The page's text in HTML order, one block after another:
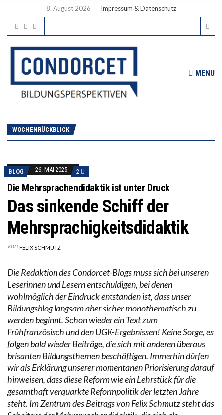
8. August 2026 Impressum & Datenschutz
MENU
WOCHENRÜCKBLICK
BLOG 26. MAI 2025 2
Die Mehrsprachendidaktik ist unter Druck
Das sinkende Schiff der
Mehrsprachigkeitsdidaktik
von FELIX SCHMUTZ
Die Redaktion des Condorcet-Blogs muss sich bei unseren
Leserinnen und Lesern entschuldigen, bei denen
wohlmöglich der Eindruck entstanden ist, dass unser
Bildungsblog langsam aber sicher monothematisch zu
werden beginnt. Schon wieder ein Text zum
Frühfranzösisch und den ÜGK-Ergebnissen! Keine Sorge, es
folgen bald wieder Beiträge, die sich mit anderen überaus
brisanten Bildungsthemen beschäftigen. Immerhin dürfen
wir als Erklärung unserer momentanen Priorisierung darauf
hinweisen, dass diese Reform wie ein Lehrstück für die
gesamthaft verquarkte Reformpolitik der letzten Jahre
steht. Im Zentrum des Beitrags von Felix Schmutz steht das